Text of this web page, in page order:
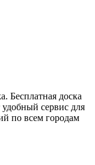
Бесплатная доска
удобный сервис для
по всем городам